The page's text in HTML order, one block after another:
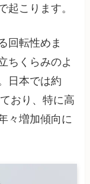
起こります。
回転性めま
ちくらみのよ
日本では約
おり、特に高
々増加傾向に